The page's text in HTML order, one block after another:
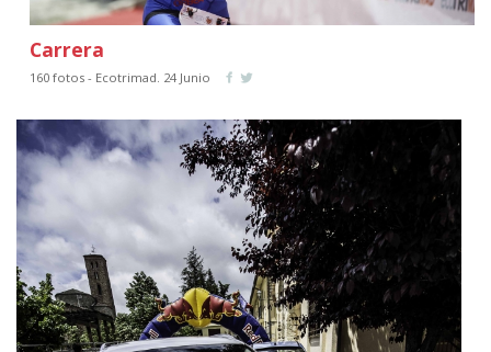
Carrera
160 fotos - Ecotrimad. 24 Junio